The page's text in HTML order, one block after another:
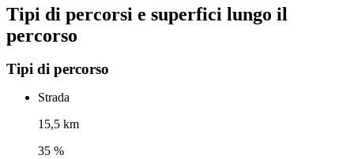
Tipi di percorsi e superfici lungo il
percorso
Tipi di percorso
Strada
15,5 km
35 %